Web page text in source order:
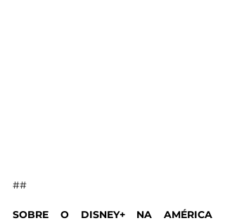
##
SOBRE O DISNEY+ NA AMÉRICA